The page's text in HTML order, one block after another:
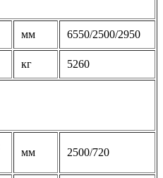
мм 6550/2500/2950
кг 5260
мм 2500/720